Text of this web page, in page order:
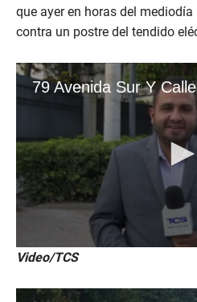
que ayer en horas del
contra un postre del tendido
Video/TCS